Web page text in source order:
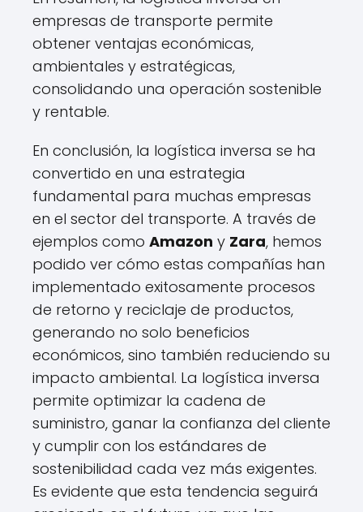
empresas de transporte permite
obtener ventajas económicas,
ambientales y estratégicas,
consolidando una operación sostenible
y rentable.
En conclusión, la logística inversa se ha
convertido en una estrategia
fundamental para muchas empresas
en el sector del transporte. A través de
ejemplos como Amazon y Zara, hemos
podido ver cómo estas compañías han
implementado exitosamente procesos
de retorno y reciclaje de productos,
generando no solo beneficios
económicos, sino también reduciendo su
impacto ambiental. La logística inversa
permite optimizar la cadena de
suministro, ganar la confianza del cliente
y cumplir con los estándares de
sostenibilidad cada vez más exigentes.
Es evidente que esta tendencia seguirá